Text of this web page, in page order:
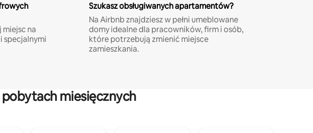
miejsc na
specjalnymi
Szukasz obsługiwanych apartamentów?
Na Airbnb znajdziesz w pełni umeblowane
domy idealne dla pracowników, firm i osób,
które potrzebują zmienić miejsce
zamieszkania.
miesięcznych